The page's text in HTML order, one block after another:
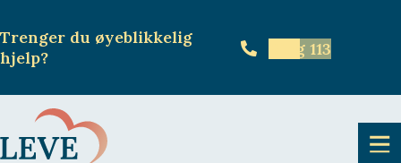
Trenger du øyeblikkelig
hjelp? Ring 113